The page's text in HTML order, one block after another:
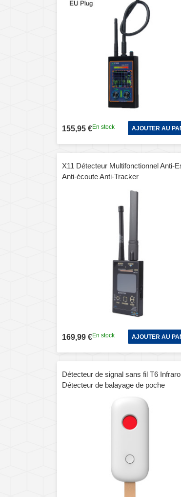
155,95 €En stock AJOUTER AU
X11 Détecteur Multifonctionnel Anti-
Anti-écoute Anti-Tracker
169,99 €En stock AJOUTER AU
Détecteur de signal sans fil T6
Détecteur de balayage de poche
anti-surveillance anti-suivi (blanc)